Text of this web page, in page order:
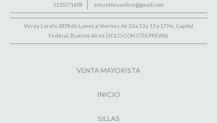
1155771609 emueblesonline@gmail.com
Virrey Loreto 2878 de Lunes a Viernes de 10 a 13 y 15 a 17 Hs. Capital
Federal, Buenos Aires (SOLO CON CITA PREVIA).
VENTA MAYORISTA
INICIO
SILLAS